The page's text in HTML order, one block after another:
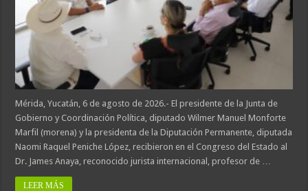
Mérida, Yucatán, 6 de agosto de 2026.- El presidente de la Junta de
Gobierno y Coordinación Política, diputado Wilmer Manuel Monforte
Marfil (morena) y la presidenta de la Diputación Permanente, diputada
Naomi Raquel Peniche López, recibieron en el Congreso del Estado al
Dr. James Anaya, reconocido jurista internacional, profesor de …
LEER MÁS